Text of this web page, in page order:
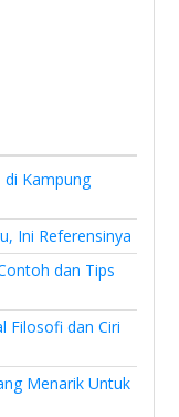
di Kampung
Ini Referensinya
dan Tips
Filosofi dan Ciri
Menarik Untuk